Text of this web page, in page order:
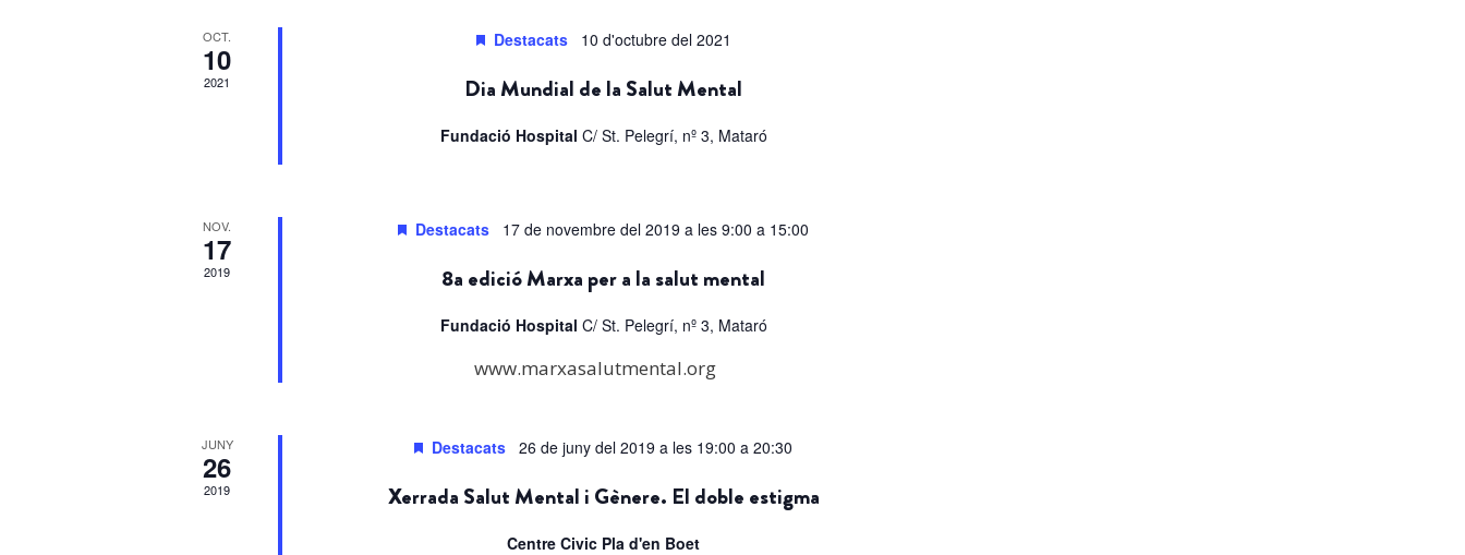
Esdeveniments
OCT.
10
2021
Destacats 10 d'octubre del 2021
Dia Mundial de la Salut Mental
Fundació Hospital C/ St. Pelegrí, nº 3, Mataró
NOV.
17
2019
Destacats 17 de novembre del 2019 a les 9:00 a 15:00
8a edició Marxa per a la salut mental
Fundació Hospital C/ St. Pelegrí, nº 3, Mataró
www.marxasalutmental.org
JUNY
26
2019
Destacats 26 de juny del 2019 a les 19:00 a20:30
Xerrada Salut Mental i Gènere. El doble estigma
Centre Civic Pla d'en Boet